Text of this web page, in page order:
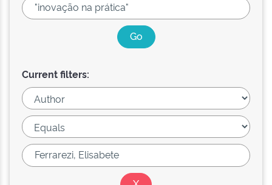
Current filters: